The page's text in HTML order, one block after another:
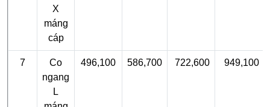
X
máng
cáp
7
Co
ngang
L
496,100 586,700 722,600 949,100